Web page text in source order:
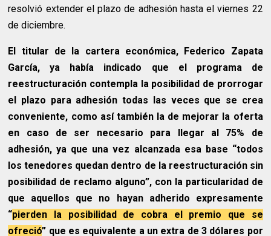
resolvió extender el plazo de adhesión hasta el viernes 22
de diciembre.
El titular de la cartera económica, Federico Zapata
García, ya había indicado que el programa de
reestructuración contempla la posibilidad de prorrogar
el plazo para adhesión todas las veces que se crea
conveniente, como así también la de mejorar la oferta
en caso de ser necesario para llegar al 75% de
adhesión, ya que una vez alcanzada esa base “todos
los tenedores quedan dentro de la reestructuración sin
posibilidad de reclamo alguno”, con la particularidad de
que aquellos que no hayan adherido expresamente
“pierden la posibilidad de cobra el premio que se
ofreció” que es equivalente a un extra de 3 dólares por